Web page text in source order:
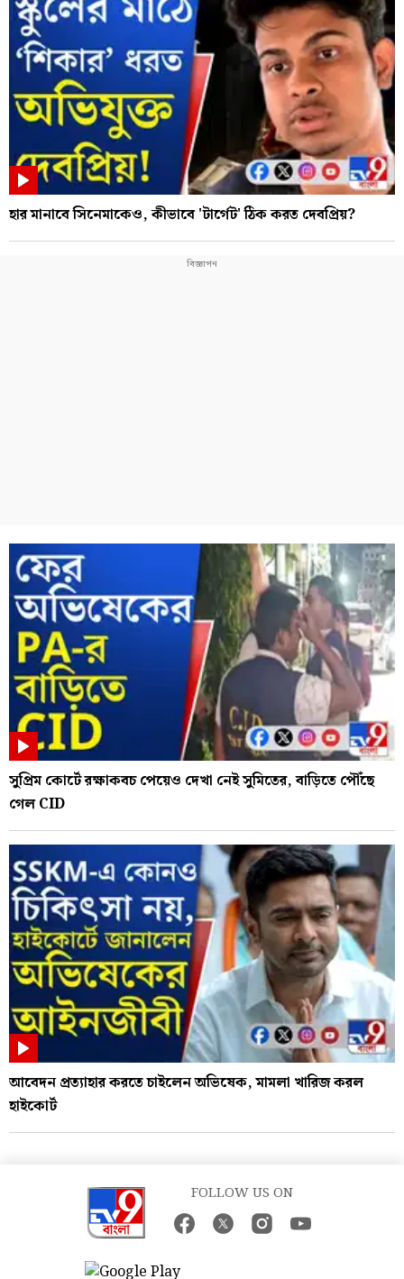
হার মানাবে সিনেমাকেও, কীভাবে 'টার্গেট' ঠিক করত দেবপ্রিয়?
সুপ্রিম কোর্টে রক্ষাকবচ পেয়েও দেখা নেই সুমিতের, বাড়িতে পৌঁছে
গেল CID
আবেদন প্রত্যাহার করতে চাইলেন অভিষেক, মামলা খারিজ করল
হাইকোর্ট
FOLLOW US ON